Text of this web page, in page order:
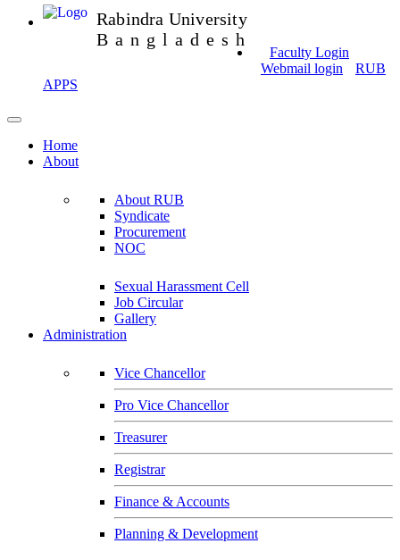
Rabindra University
Bangladesh
Faculty Login
Webmail login
RUB
APPS
Home
About
About RUB
Syndicate
Procurement
NOC
Sexual Harassment Cell
Job Circular
Gallery
Administration
Vice Chancellor
Pro Vice Chancellor
Treasurer
Registrar
Finance & Accounts
Planning & Development